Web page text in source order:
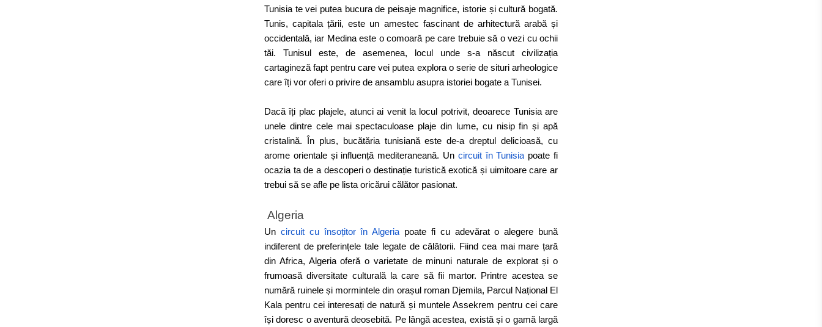
Tunisia te vei putea bucura de peisaje magnifice, istorie și cultură bogată.
Tunis, capitala țării, este un amestec fascinant de arhitectură arabă și
occidentală, iar Medina este o comoară pe care trebuie să o vezi cu ochii
tăi. Tunisul este, de asemenea, locul unde s-a născut civilizația
cartagineză fapt pentru care vei putea explora o serie de situri arheologice
care îți vor oferi o privire de ansamblu asupra istoriei bogate a Tunisei.
Dacă îți plac plajele, atunci ai venit la locul potrivit, deoarece Tunisia are
unele dintre cele mai spectaculoase plaje din lume, cu nisip fin și apă
cristalină. În plus, bucătăria tunisiană este de-a dreptul delicioasă, cu
arome orientale și influență mediteraneană. Un circuit în Tunisia poate fi
ocazia ta de a descoperi o destinație turistică exotică și uimitoare care ar
trebui să se afle pe lista oricărui călător pasionat.
Algeria
Un circuit cu însoțitor în Algeria poate fi cu adevărat o alegere bună
indiferent de preferințele tale legate de călătorii. Fiind cea mai mare țară
din Africa, Algeria oferă o varietate de minuni naturale de explorat și o
frumoasă diversitate culturală la care să fii martor. Printre acestea se
numără ruinele și mormintele din orașul roman Djemila, Parcul Național El
Kala pentru cei interesați de natură și muntele Assekrem pentru cei care
își doresc o aventură deosebită. Pe lângă acestea, există și o gamă largă